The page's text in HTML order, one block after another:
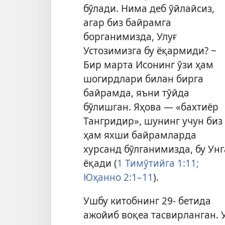
бўлади. Нима деб ўйлайсиз,
агар биз байрамга
борганимизда, Улуғ
Устозимизга бу ёқармиди? ~
Бир марта Исонинг ўзи ҳам
шогирдлари билан бирга
байрамда, яъни тўйда
бўлишган. Яҳова — «бахтиёр
Тангридир», шунинг учун биз
ҳам яхши байрамларда
хурсанд бўлганимизда, бу
ёқади (1 Тимўтийга 1:11;
Юҳанно 2:1–11).
Ушбу китобнинг 29- бетида
ажойиб воқеа тасвирланган.